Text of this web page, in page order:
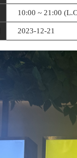
10:00 ~ 21:00
2023-12-21